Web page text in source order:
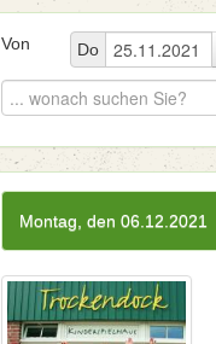
Von Do
Montag, den 06.12.2021